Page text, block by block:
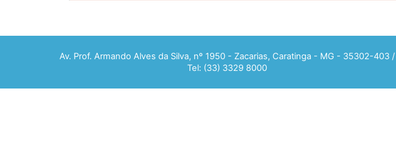
Av. Prof. Armando Alves da Silva, nº 1950 - Zacarias, Caratinga - MG - 35302-403 /
Tel: (33) 3329 8000